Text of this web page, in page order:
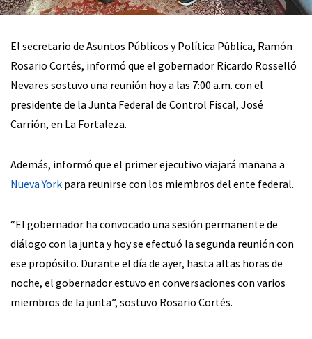
El secretario de Asuntos Públicos y Política Pública, Ramón
Rosario Cortés, informó que el gobernador Ricardo Rosselló
Nevares sostuvo una reunión hoy a las 7:00 a.m. con el
presidente de la Junta Federal de Control Fiscal, José
Carrión, en La Fortaleza.
Además, informó que el primer ejecutivo viajará mañana a
Nueva York para reunirse con los miembros del ente federal.
“El gobernador ha convocado una sesión permanente de
diálogo con la junta y hoy se efectuó la segunda reunión con
ese propósito. Durante el día de ayer, hasta altas horas de
noche, el gobernador estuvo en conversaciones con varios
miembros de la junta”, sostuvo Rosario Cortés.